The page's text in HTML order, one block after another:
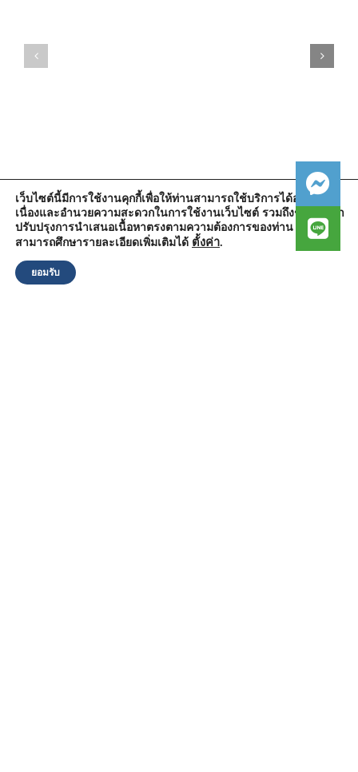
สำนักงานองค์การบริหารส่วนตำบลวัดตูม
หมู่ที่ 5 ตำบลวัดตูม อำเภอพระนครศรีอยุธยา จังหวัดพระนครศรีอยุธยา
13000
เว็บไซต์นี้มีการใช้งานคุกกี้เพื่อให้ท่านสามารถใช้บริการได้อย่างต่อ
เนื่องและอำนวยความสะดวกในการใช้งานเว็บไซต์ รวมถึงช่วยให้เรา
ปรับปรุงการนำเสนอเนื้อหาตรงตามความต้องการของท่าน โดย
สามารถศึกษารายละเอียดเพิ่มเติมได้ ตั้งค่า.
ยอมรับ